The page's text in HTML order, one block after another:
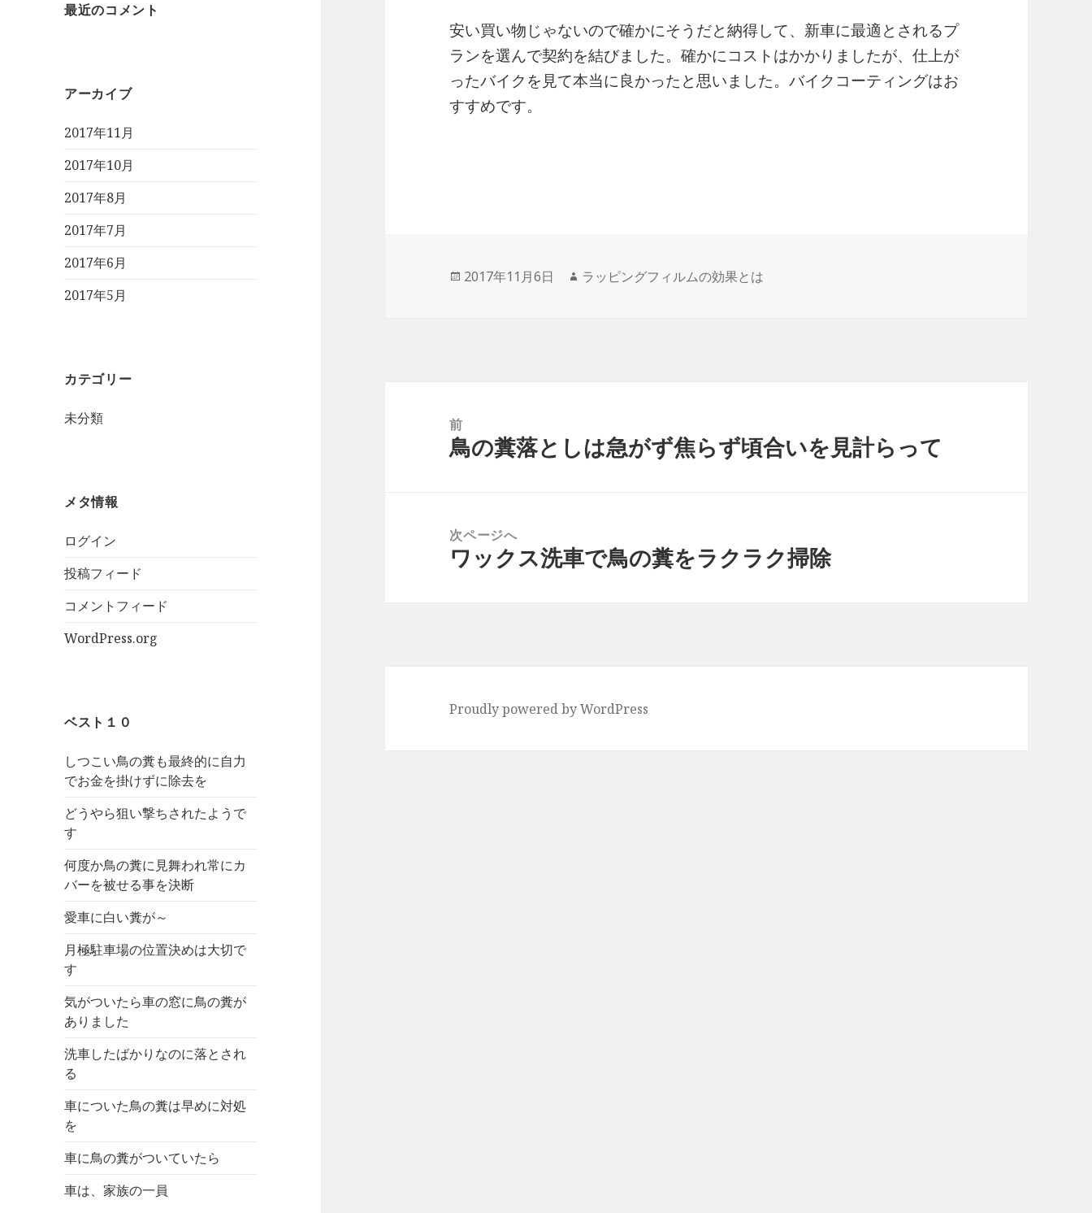
最近のコメント
アーカイブ
2017年11月
2017年10月
2017年8月
2017年7月
2017年6月
2017年5月
カテゴリー
未分類
メタ情報
ログイン
投稿フィード
コメントフィード
WordPress.org
ベスト１０
しつこい鳥の糞も最終的に自力
でお金を掛けずに除去を
どうやら狙い撃ちされたようで
す
何度か鳥の糞に見舞われ常にカ
バーを被せる事を決断
愛車に白い糞が～
月極駐車場の位置決めは大切で
す
気がついたら車の窓に鳥の糞が
ありました
洗車したばかりなのに落とされ
る
車についた鳥の糞は早めに対処
を
車に鳥の糞がついていたら
車は、家族の一員
安い買い物じゃないので確かにそうだと納得して、新車に最適とされるプ
ランを選んで契約を結びました。確かにコストはかかりましたが、仕上が
ったバイクを見て本当に良かったと思いました。バイクコーティングはお
すすめです。
投
2017年11月6日
作
ラッピングフィルムの効果とは
前
前
鳥の糞落としは急がず焦らず頃合いを見計らって
次ページへ
次
ワックス洗車で鳥の糞をラクラク掃除
Proudly powered by WordPress